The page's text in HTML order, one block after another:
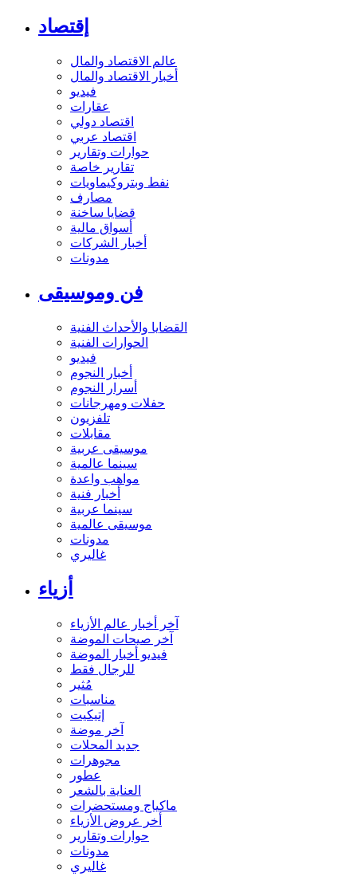
إقتصاد
عالم الاقتصاد والمال
أخبار الاقتصاد والمال
فيديو
عقارات
اقتصاد دولي
اقتصاد عربي
حوارات وتقارير
تقارير خاصة
نفط وبتروكيماويات
مصارف
قضايا ساخنة
أسواق مالية
أخبار الشركات
مدونات
فن وموسيقى
القضايا والأحداث الفنية
الحوارات الفنية
فيديو
أخبار النجوم
أسرار النجوم
حفلات ومهرجانات
تلفزيون
مقابلات
موسيقى عربية
سينما عالمية
مواهب واعدة
أخبار فنية
سينما عربية
موسيقى عالمية
مدونات
غاليري
أزياء
آخر أخبار عالم الأزياء
آخر صيحات الموضة
فيديو أخبار الموضة
للرجال فقط
مُثير
مناسبات
إتيكيت
آخر موضة
جديد المحلات
مجوهرات
عطور
العناية بالشعر
ماكياج ومستحضرات
أخر عروض الأزياء
حوارات وتقارير
مدونات
غاليري